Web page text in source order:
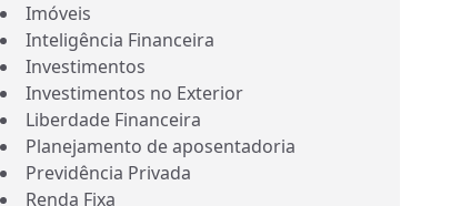
Imóveis
Inteligência Financeira
Investimentos
Investimentos no Exterior
Liberdade Financeira
Planejamento de aposentadoria
Previdência Privada
Renda Fixa